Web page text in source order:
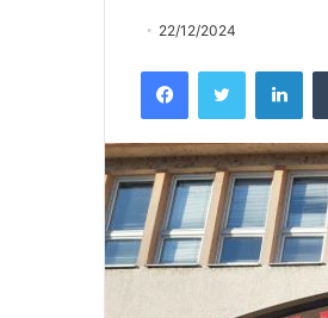
22/12/2024
FacebookTwitter